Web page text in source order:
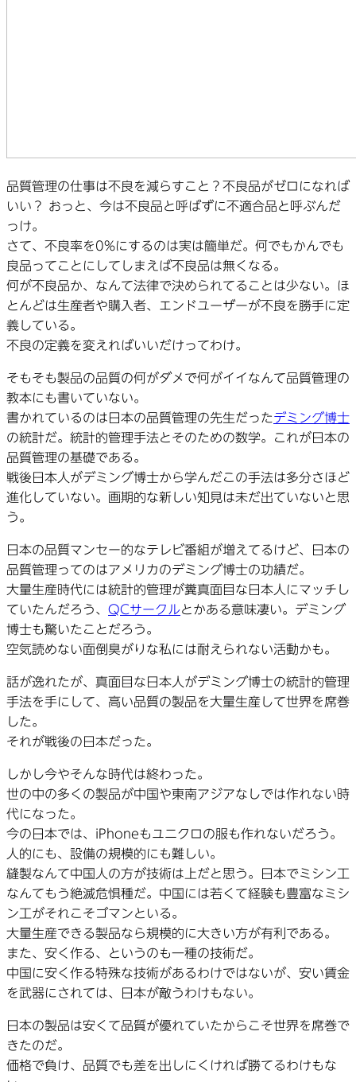
品質管理の仕事は不良を減らすこと？不良品がゼロになれば
いい？ おっと、今は不良品と呼ばずに不適合品と呼ぶんだ
っけ。
さて、不良率を0%にするのは実は簡単だ。何でもかんでも
良品ってことにしてしまえば不良品は無くなる。
何が不良品か、なんて法律で決められてることは少ない。ほ
とんどは生産者や購入者、エンドユーザーが不良を勝手に定
義している。
不良の定義を変えればいいだけってわけ。
そもそも製品の品質の何がダメで何がイイなんて品質管理の
教本にも書いていない。
書かれているのは日本の品質管理の先生だったデミング博士
の統計だ。統計的管理手法とそのための数学。これが日本の
品質管理の基礎である。
戦後日本人がデミング博士から学んだこの手法は多分さほど
進化していない。画期的な新しい知見は未だ出ていないと思
う。
日本の品質マンセー的なテレビ番組が増えてるけど、日本の
品質管理ってのはアメリカのデミング博士の功績だ。
大量生産時代には統計的管理が糞真面目な日本人にマッチし
ていたんだろう、 QCサークルとかある意味凄い。デミング
博士も驚いたことだろう。
空気読めない面倒臭がりな私には耐えられない活動かも。
話が逸れたが、真面目な日本人がデミング博士の統計的管理
手法を手にして、高い品質の製品を大量生産して世界を席巻
した。
それが戦後の日本だった。
しかし今やそんな時代は終わった。
世の中の多くの製品が中国や東南アジアなしでは作れない時
代になった。
今の日本では、iPhoneもユニクロの服も作れないだろう。
人的にも、設備の規模的にも難しい。
縫製なんて中国人の方が技術は上だと思う。日本でミシン工
なんてもう絶滅危惧種だ。中国には若くて経験も豊富なミシ
ン工がそれこそゴマンといる。
大量生産できる製品なら規模的に大きい方が有利である。
また、安く作る、というのも一種の技術だ。
中国に安く作る特殊な技術があるわけではないが、安い賃金
を武器にされては、日本が敵うわけもない。
日本の製品は安くて品質が優れていたからこそ世界を席巻で
きたのだ。
価格で負け、品質でも差を出しにくければ勝てるわけもな